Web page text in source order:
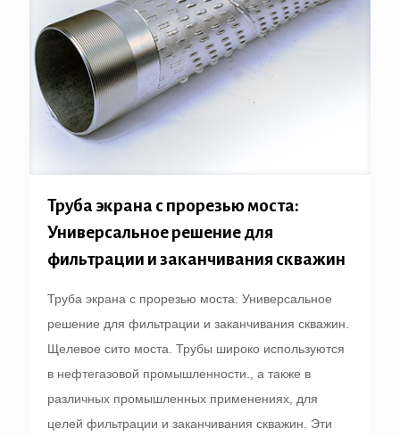
Труба экрана с прорезью моста:
Универсальное решение для
фильтрации и заканчивания скважин
Труба экрана с прорезью моста: Универсальное
решение для фильтрации и заканчивания скважин.
Щелевое сито моста. Трубы широко используются
в нефтегазовой промышленности., а также в
различных промышленных применениях, для
целей фильтрации и заканчивания скважин. Эти